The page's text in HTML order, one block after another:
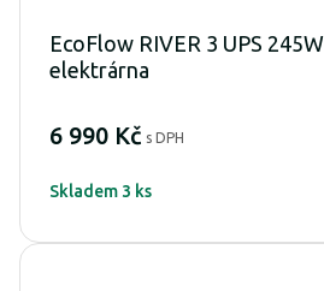
EcoFlow RIVER 3 UPS
elektrárna
6 990 Kč s DPH
Skladem 3 ks